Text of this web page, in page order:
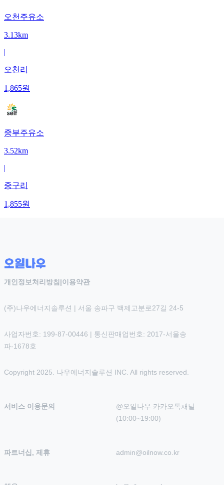
오천주유소
3.13km
|
오천리
1,865원
중부주유소
3.52km
|
중구리
1,855원
개인정보처리방침 |이용약관
(주)나우에너지솔루션 | 서울 송파구 백제고분로27길 24-5
사업자번호: 199-87-00446 | 통신판매업번호: 2017-서울송
파-1678호
Copyright 2025. 나우에너지솔루션 INC. All rights reserved.
서비스 이용문의
@오일나우 카카오톡채널
(10:00~19:00)
파트너십, 제휴 admin@oilnow.co.kr